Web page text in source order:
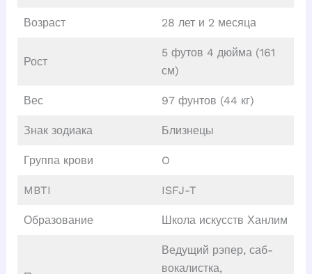
Возраст 28 лет и 2 месяца
Рост
5 футов 4 дюйма (161
см)
Вес 97 фунтов (44 кг)
Знак зодиака Близнецы
Группа крови O
MBTI ISFJ-T
Образование Школа искусств Ханлим
Ведущий рэпер, саб-
вокалистка,